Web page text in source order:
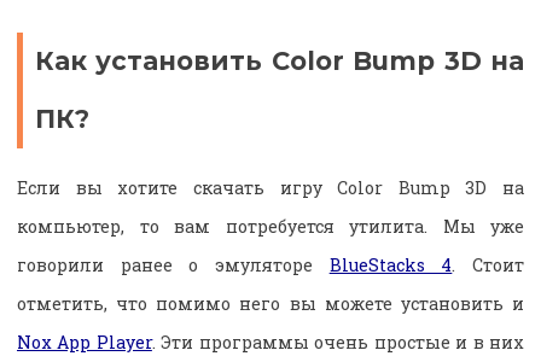
Как установить Color Bump 3D на
ПК?
Если вы хотите скачать игру Color Bump 3D на
компьютер, то вам потребуется утилита. Мы уже
говорили ранее о эмуляторе BlueStacks 4. Стоит
отметить, что помимо него вы можете установить и
Nox App Player. Эти программы очень простые и в них